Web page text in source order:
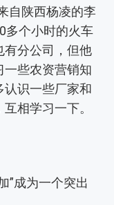
自陕西杨凌的李
多个小时的火车
有分公司，但他
些农资营销知
识一些厂家和
相学习一下。
成为一个突出